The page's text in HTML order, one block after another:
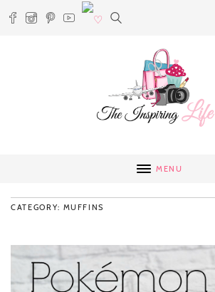
MENU
CATEGORY: MUFFINS